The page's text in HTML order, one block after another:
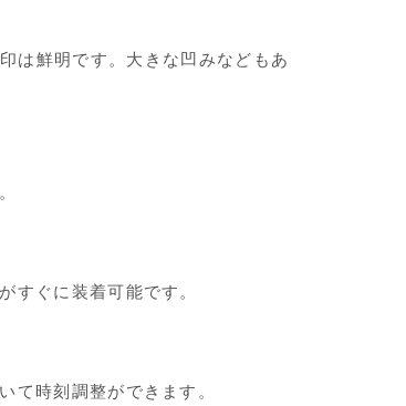
は鮮明です。大きな凹みなどもあ
すぐに装着可能です。
て時刻調整ができます。